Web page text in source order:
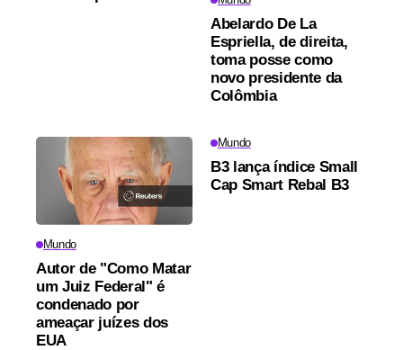
Abelardo De La
Espriella, de direita,
toma posse como
novo presidente da
Colômbia
Mundo
Autor de "Como Matar
um Juiz Federal" é
condenado por
ameaçar juízes dos
EUA
Mundo
B3 lança índice Small
Cap Smart Rebal B3